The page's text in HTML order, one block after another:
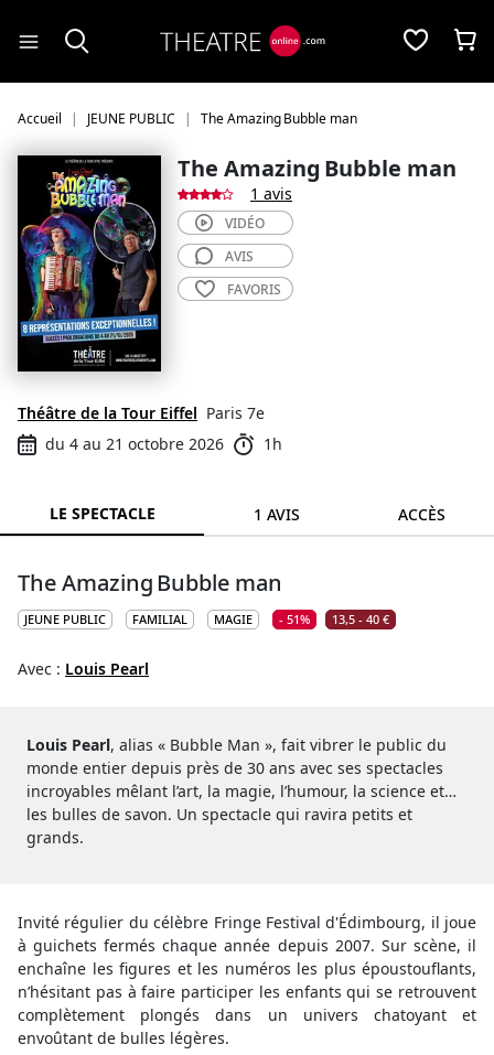
Accueil JEUNE PUBLIC The Amazing Bubble man
The Amazing Bubble man
1 avis
Théâtre de la Tour Eiffel Paris 7e
du 4 au 21 octobre 2026
1h
VIDÉO
AVIS
FAVORIS
LE SPECTACLE 1 AVIS ACCÈS
The Amazing Bubble man
JEUNE PUBLIC FAMILIAL MAGIE - 51% 13,5 - 40 €
Avec : Louis Pearl
Louis Pearl, alias « Bubble Man », fait vibrer le public du
monde entier depuis près de 30 ans avec ses spectacles
incroyables mêlant l’art, la magie, l’humour, la science et…
les bulles de savon. Un spectacle qui ravira petits et
grands.
Invité régulier du célèbre Fringe Festival d'Édimbourg, il joue
à guichets fermés chaque année depuis 2007. Sur scène, il
enchaîne les figures et les numéros les plus époustouflants,
n’hésitant pas à faire participer les enfants qui se retrouvent
complètement plongés dans un univers chatoyant et
envoûtant de bulles légères.